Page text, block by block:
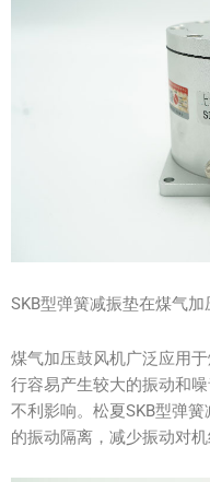
SKB型弹簧减振垫在煤气
煤气加压鼓风机广泛应用
行容易产生较大的振动和
不利影响。松夏SKB型弹
的振动隔离，减少振动对